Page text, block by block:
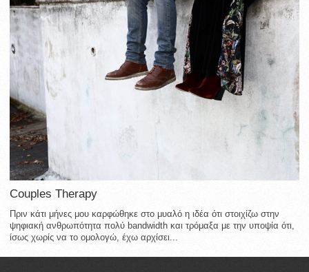
Couples Therapy
Πριν κάτι μήνες μου καρφώθηκε στο μυαλό η ιδέα ότι στοιχίζω στην
ψηφιακή ανθρωπότητα πολύ bandwidth και τρόμαξα με την υποψία ότι,
ίσως χωρίς να το ομολογώ, έχω αρχίσει...